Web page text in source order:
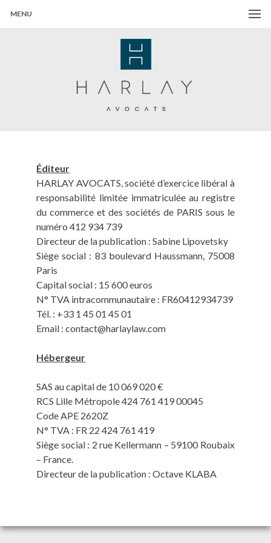
MENU
Éditeur
HARLAY AVOCATS, société d’exercice libéral à
responsabilité limitée immatriculée au registre
du commerce et des sociétés de PARIS sous le
numéro 412 934 739
Directeur de la publication : Sabine Lipovetsky
Siège social : 83 boulevard Haussmann, 75008
Paris
Capital social : 15 600 euros
N° TVA intracommunautaire : FR60412934739
Tél. : +33 1 45 01 45 01
Email :contact@harlaylaw.com
Hébergeur
SAS au capital de 10 069 020 €
RCS Lille Métropole 424 761 419 00045
Code APE 2620Z
N° TVA : FR 22 424 761 419
Siège social : 2 rue Kellermann – 59100 Roubaix
– France.
Directeur de la publication : Octave KLABA